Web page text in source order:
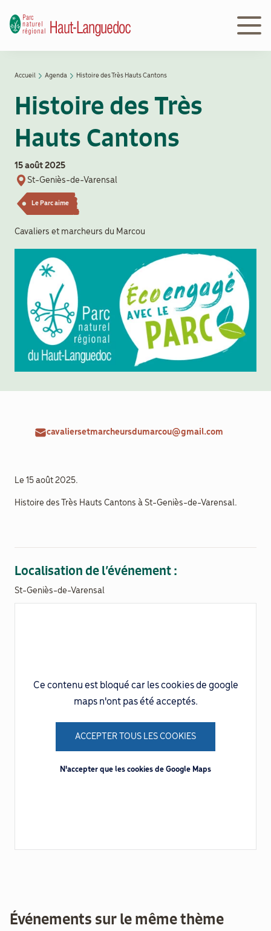
contenu
principal
Découvrir
Le
en
action
Parc
peut
vous
aider
Boulègue
Ton Futur
Secondaire
Actualités
Documenthèque
d'Ariane
Accueil Agenda Histoire des Très Hauts Cantons
Histoire des Très
Hauts Cantons
15 août 2025
St-Geniès-de-Varensal
Le Parc aime
Cavaliers et marcheurs du Marcou
cavaliersetmarcheursdumarcou@gmail.com
Le 15 août 2025.
Histoire des Très Hauts Cantons à St-Geniès-de-Varensal.
Localisation de l’événement :
St-Geniès-de-Varensal
Ce contenu est bloqué car les cookies de google
maps n'ont pas été acceptés.
ACCEPTER TOUS LES COOKIES
N'accepter que les cookies de Google Maps
Événements sur le même thème